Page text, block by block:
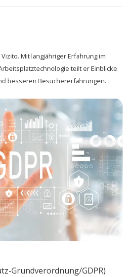
Grundverordnung/GDPR)
Mit langjähriger Erfahrung im
teilt er Einblicke
besseren Besuchererfahrungen.